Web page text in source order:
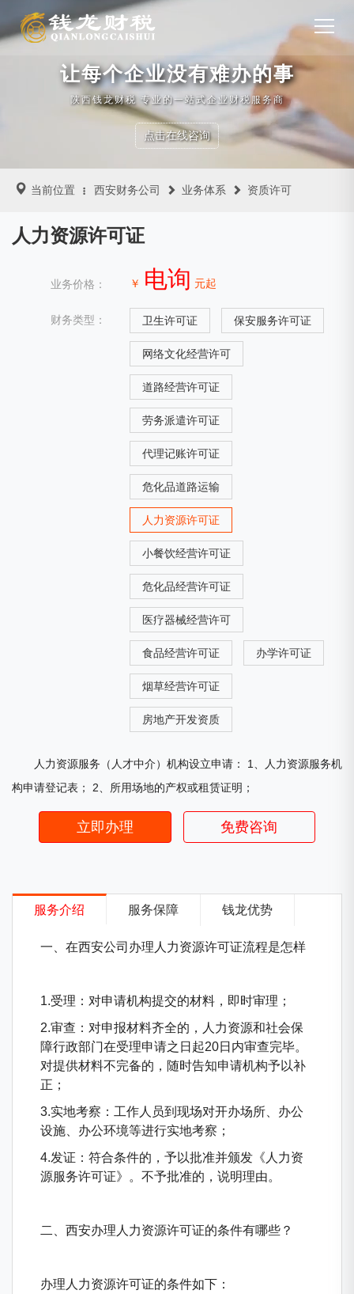
让每个企业没有难办的事
陕西钱龙财税 专业的一站式企业财税服务商
点击在线咨询
当前位置 西安财务公司 业务体系 资质许可
人力资源许可证
业务价格： ￥ 电询 元起
财务类型： 卫生许可证 保安服务许可证
网络文化经营许可
道路经营许可证
劳务派遣许可证
代理记账许可证
危化品道路运输
人力资源许可证
小餐饮经营许可证
危化品经营许可证
医疗器械经营许可
食品经营许可证 办学许可证
烟草经营许可证
房地产开发资质
人力资源服务（人才中介）机构设立申请： 1、人力资源服务机
构申请登记表； 2、所用场地的产权或租赁证明；
立即办理 免费咨询
服务介绍 服务保障 钱龙优势
一、在西安公司办理人力资源许可证流程是怎样
1.受理：对申请机构提交的材料，即时审理；
2.审查：对申报材料齐全的，人力资源和社会保
障行政部门在受理申请之日起20日内审查完毕。
对提供材料不完备的，随时告知申请机构予以补
正；
3.实地考察：工作人员到现场对开办场所、办公
设施、办公环境等进行实地考察；
4.发证：符合条件的，予以批准并颁发《人力资
源服务许可证》。不予批准的，说明理由。
二、西安办理人力资源许可证的条件有哪些？
办理人力资源许可证的条件如下：